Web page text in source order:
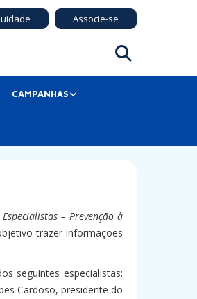
Associe-se
CAMPANHAS
– Prevenção à
trazer informações
seguintes especialistas:
Cardoso, presidente do